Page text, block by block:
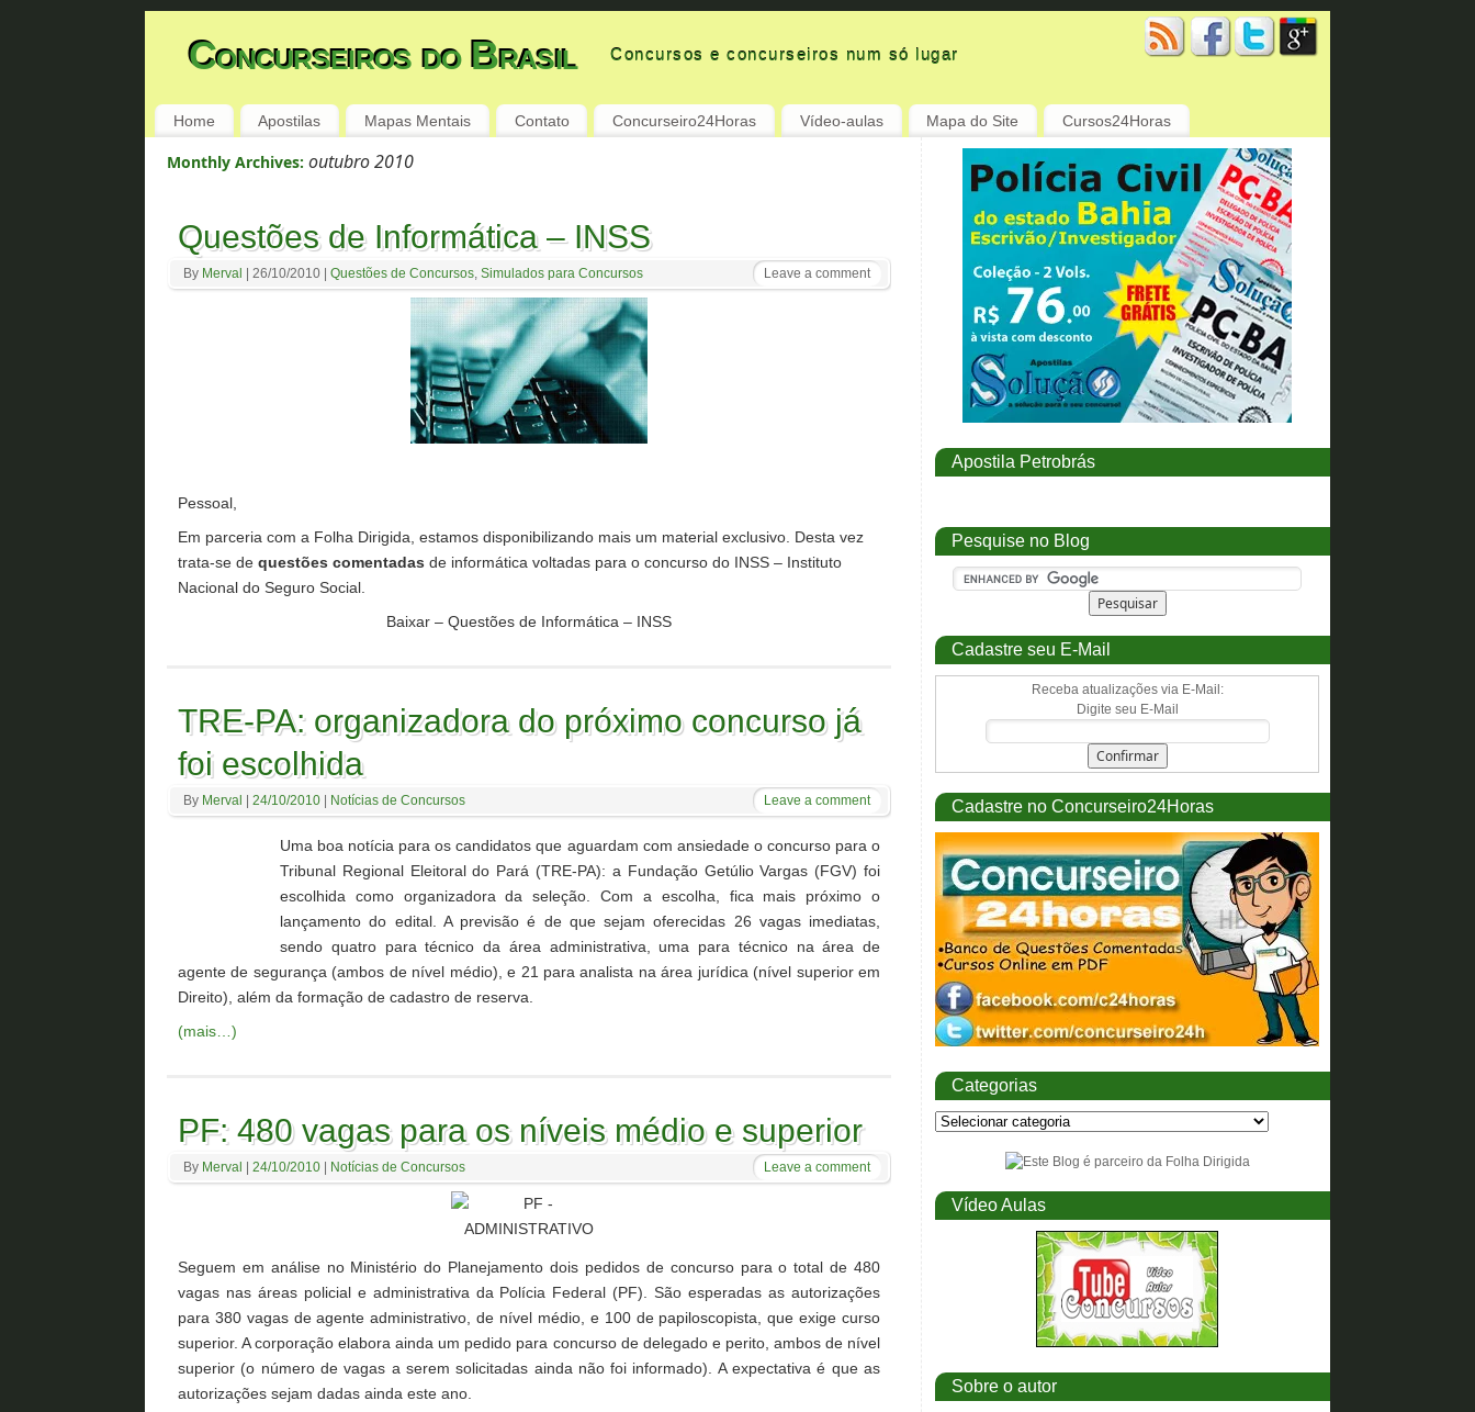
Concurseiros do Brasil Concursos e concurseiros num só lugar
Home Apostilas Mapas Mentais Contato Concurseiro24Horas Vídeo-aulas Mapa do Site Cursos24Horas
Monthly Archives: outubro 2010
Questões de Informática – INSS
By Merval | 26/10/2010 | Questões de Concursos Simulados para Concursos Leave a comment
Pessoal,
Em parceria com a Folha Dirigida, estamos disponibilizando mais um material exclusivo. Desta vez
trata-se de questões comentadas de informática voltadas para o concurso do INSS – Instituto
Nacional do Seguro Social.
Baixar – Questões de Informática – INSS
TRE-PA: organizadora do próximo concurso já
foi escolhida
By Merval 24/10/2010 Notícias de Concursos Leave a comment
Uma boa notícia para os candidatos que aguardam com ansiedade o concurso para o
Tribunal Regional Eleitoral do Pará (TRE-PA): a Fundação Getúlio Vargas (FGV) foi
escolhida como organizadora da seleção. Com a escolha, fica mais próximo o
lançamento do edital. A previsão é de que sejam oferecidas 26 vagas imediatas,
sendo quatro para técnico da área administrativa, uma para técnico na área de
agente de segurança (ambos de nível médio), e 21 para analista na área jurídica (nível superior em
Direito), além da formação de cadastro de reserva.
(mais…)
PF: 480 vagas para os níveis médio e superior
By Merval 24/10/2010 Notícias de Concursos Leave a comment
Seguem em análise no Ministério do Planejamento dois pedidos de concurso para o total de 480
vagas nas áreas policial e administrativa da Polícia Federal (PF). São esperadas as autorizações
para 380 vagas de agente administrativo, de nível médio, e 100 de papiloscopista, que exige curso
superior. A corporação elabora ainda um pedido para concurso de delegado e perito, ambos de nível
superior (o número de vagas a serem solicitadas ainda não foi informado). A expectativa é que as
autorizações sejam dadas ainda este ano.
Apostila Petrobrás
Pesquise no Blog
Cadastre seu E-Mail
Receba atualizações via E-Mail:
Digite seu E-Mail
Cadastre no Concurseiro24Horas
Categorias
Vídeo Aulas
Sobre o autor